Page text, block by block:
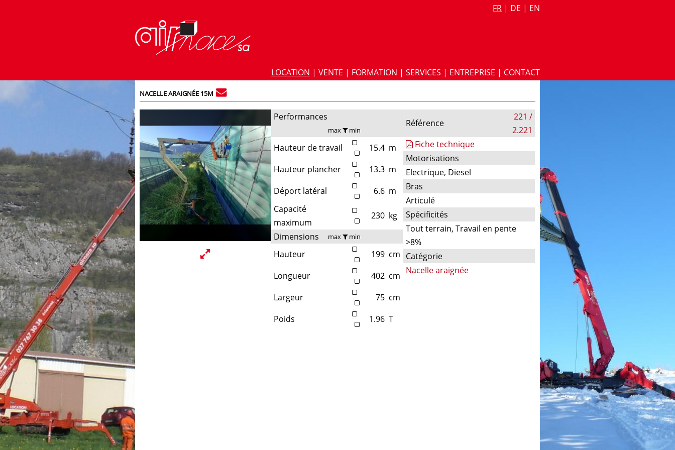
FR | DE | EN
LOCATION |VENTE | FORMATION |SERVICES | ENTREPRISE | CONTACT
NACELLE ARAIGNÉE 15M
Performances
max min
Hauteur de travail 15.4 m
Hauteur plancher
13.3 m
Déport latéral
6.6 m
Capacité
maximum
230 kg
Dimensions
max min
Hauteur 199 cm
Longueur
402 cm
Largeur
75 cm
Poids
1.96 T
Référence
221 /
2.221
Fiche technique
Motorisations
Electrique, Diesel
Bras
Articulé
Spécificités
Tout terrain, Travail en pente
>8%
Catégorie
Nacelle araignée